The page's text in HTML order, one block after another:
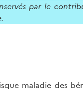
par le
maladie des